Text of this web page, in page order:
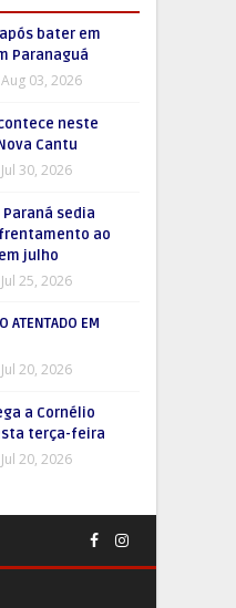
bater em
Paranaguá
Aug 03, 2026
neste
Cantu
Jul 30, 2026
sedia
ao
julho
Jul 25, 2026
ATENTADO EM
Jul 20, 2026
a Cornélio
terça-feira
Jul 20, 2026